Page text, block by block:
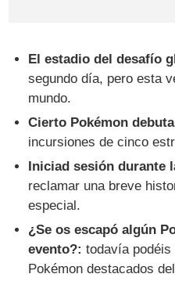
El estadio del desafío
segundo día, pero esta
mundo.
Cierto Pokémon
incursiones de cinco
Iniciad sesión durante
reclamar una breve
especial.
¿Se os escapó algún
evento?: todavía podéis
Pokémon destacados